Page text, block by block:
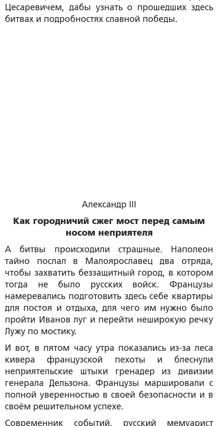
Цесаревичем, дабы узнать о прошедших здесь
битвах и подробностях славной победы.
Александр III
Как городничий сжег мост перед самым
носом неприятеля
А битвы происходили страшные. Наполеон
тайно послал в Малоярославец два отряда,
чтобы захватить беззащитный город, в котором
тогда не было русских войск. Французы
намеревались подготовить здесь себе квартиры
для постоя и отдыха, для чего им нужно было
пройти Иванов луг и перейти неширокую речку
Лужу по мостику.
И вот, в пятом часу утра показались из-за леса
кивера французской пехоты и блеснули
неприятельские штыки гренадер из дивизии
генерала Дельзона. Французы маршировали с
полной уверенностью в своей безопасности и в
своём решительном успехе.
Современник событий, русский мемуарист